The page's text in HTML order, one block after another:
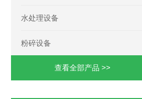
水处理设备
粉碎设备
查看全部产品 >>